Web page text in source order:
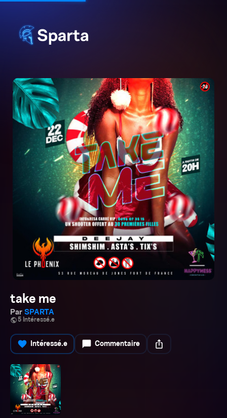
take me
Par SPARTA
public5 Intéressé.e
favorite Intéressé.e chat_bubble Commentaire ios_share